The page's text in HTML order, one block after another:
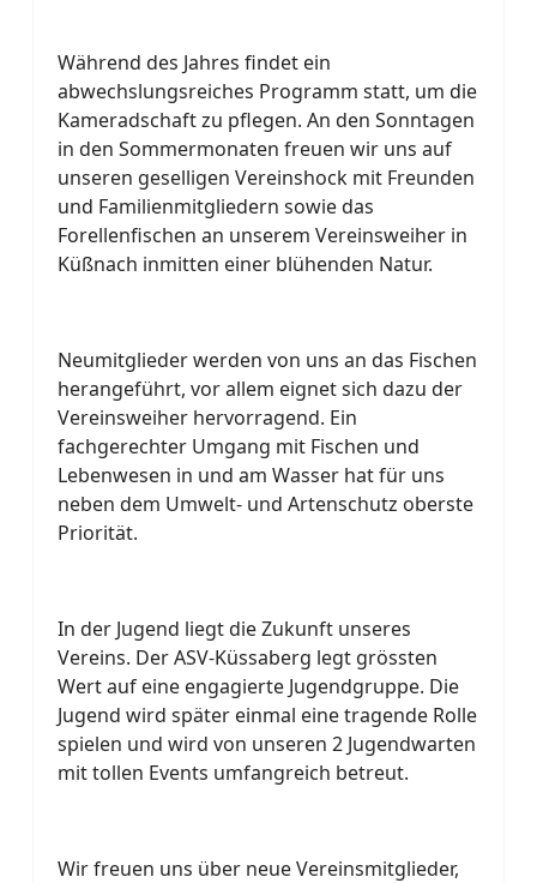
Während des Jahres findet ein
abwechslungsreiches Programm statt, um die
Kameradschaft zu pflegen. An den Sonntagen
in den Sommermonaten freuen wir uns auf
unseren geselligen Vereinshock mit Freunden
und Familienmitgliedern sowie das
Forellenfischen an unserem Vereinsweiher in
Küßnach inmitten einer blühenden Natur.
Neumitglieder werden von uns an das Fischen
herangeführt, vor allem eignet sich dazu der
Vereinsweiher hervorragend. Ein
fachgerechter Umgang mit Fischen und
Lebenwesen in und am Wasser hat für uns
neben dem Umwelt- und Artenschutz oberste
Priorität.
In der Jugend liegt die Zukunft unseres
Vereins. Der ASV-Küssaberg legt grössten
Wert auf eine engagierte Jugendgruppe. Die
Jugend wird später einmal eine tragende Rolle
spielen und wird von unseren 2 Jugendwarten
mit tollen Events umfangreich betreut.
Wir freuen uns über neue Vereinsmitglieder,